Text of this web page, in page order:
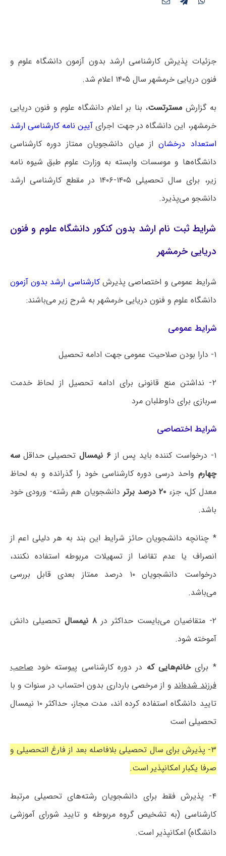
جزئیات پذیرش کارشناسی ارشد بدون آزمون دانشگاه علوم و
فنون دریایی خرمشهر سال ۱۴۰۵ اعلام شد.
به گزارش مسترتست، بنا بر اعلام دانشگاه علوم و فنون دریایی
خرمشهر، این دانشگاه در جهت اجرای آیین نامه کارشناسی ارشد
استعداد درخشاناز میان دانشجویان ممتاز دوره کارشناسی
دانشگاه‌ها و موسسات وابسته به وزارت علوم طبق شیوه نامه
زیر، برای سال تحصیلی ۱۴۰۵-۱۴۰۶ در مقطع کارشناسی ارشد
دانشجو می‌پذیرد.
شرایط ثبت نام ارشد بدون کنکور دانشگاه علوم و فنون
دریایی خرمشهر
شرایط عمومی و اختصاصی پذیرشکارشناسی ارشد بدون آزمون
دانشگاه ‌علوم و فنون دریایی خرمشهر به شرح زیر می‌باشند:
شرایط عمومی
۱- دارا بودن صلاحیت عمومی جهت ادامه تحصیل
۲- نداشتن منع قانونی برای ادامه تحصیل از لحاظ خدمت
سربازی برای داوطلبان مرد
شرایط اختصاصی
۱- درخواست کننده باید پس از ۶ نیمسال تحصیلی حداقلسه
چهارم واحد درسی دوره کارشناسی خود را گذرانده و به لحاظ
معدل کل، جزء۲۰ درصد برتر
دانشجویان هم رشته- ورودی خود
باشد.
* چنانچه دانشجویان حائز شرایط این بند به هر دلیلی اعم از
انصراف یا عدم تقاضا از تسهیلات مربوطه استفاده نکنند،
درخواست دانشجویان ۱۰ درصد ممتاز بعدی قابل بررسی
می‌باشد.
۲- متقاضیان می‌بایست حداکثر در ۸ نیمسال
تحصیلی دانش
آموخته شود.
* برایخانم‌هایی که در دوره کارشناسی پیوسته خودصاحب
فرزند شده‌اندو از مرخصی بارداری بدون احتساب در سنوات و با
تایید دانشگاه استفاده کرده اند، مدت مجاز، حداکثر ۱۰ نیمسال
تحصیلی است
۳- پذیرش برای سال تحصیلی بلافاصله بعد از فارغ التحصیلی و
صرفا یکبار امکانپذیر است.
۴- پذیرش فقط برای دانشجویان رشته‌های تحصیلی مرتبط
کارشناسی (به تشخیص گروه مربوطه و تایید شورای آموزشی
دانشگاه) امکانپذیر است.